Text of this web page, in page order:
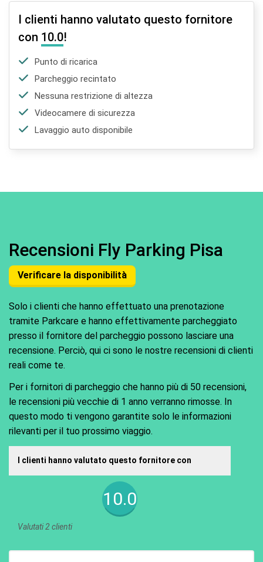
I clienti hanno valutato questo fornitore
con 10.0!
Punto di ricarica
Parcheggio recintato
Nessuna restrizione di altezza
Videocamere di sicurezza
Lavaggio auto disponibile
Recensioni Fly Parking Pisa
Verificare la disponibilità
Solo i clienti che hanno effettuato una prenotazione
tramite Parkcare e hanno effettivamente parcheggiato
presso il fornitore del parcheggio possono lasciare una
recensione. Perciò, qui ci sono le nostre recensioni di clienti
reali come te.
Per i fornitori di parcheggio che hanno più di 50 recensioni,
le recensioni più vecchie di 1 anno verranno rimosse. In
questo modo ti vengono garantite solo le informazioni
rilevanti per il tuo prossimo viaggio.
I clienti hanno valutato questo fornitore con
10.0
Valutati 2 clienti